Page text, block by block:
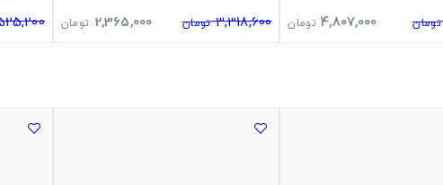
تومان 4,807,000 تومان 3,318,600 تومان 2,365,000 تومان